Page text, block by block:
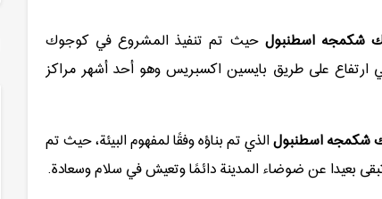
شكمجه اسطنبول حيث تم تنفيذ المشروع في كوجوك
على طريق بايسين اكسبريس وهو أحد أشهر مراكز
شكمجه اسطنبولالذي تم بناؤه وفقًا لمفهوم البيئة، حيث تم
بعيدا عن ضوضاء المدينة دائمًا وتعيش في سلام وسعادة.